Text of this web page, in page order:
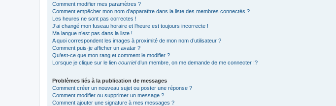
Comment modifier mes paramètres ?
Comment empêcher mon nom d’apparaître dans la liste des membres connectés ?
Les heures ne sont pas correctes !
J’ai changé mon fuseau horaire et l’heure est toujours incorrecte !
Ma langue n’est pas dans la liste !
A quoi correspondent les images à proximité de mon nom d’utilisateur ?
Comment puis-je afficher un avatar ?
Qu’est-ce que mon rang et comment le modifier ?
Lorsque je clique sur le lien courrield’un membre, on me demande de me connecter !?
Problèmes liés à la publication de messages
Comment créer un nouveau sujet ou poster une réponse ?
Comment modifier ou supprimer un message ?
Comment ajouter une signature à mes messages ?